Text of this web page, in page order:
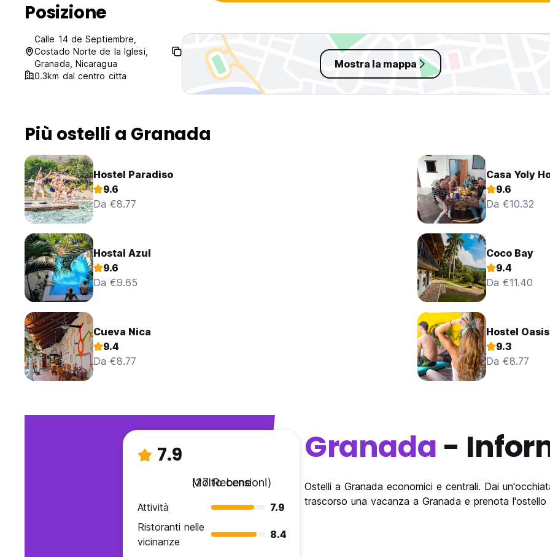
Posizione
Calle 14 de Septiembre,
Costado Norte de la Iglesi,
Granada, Nicaragua
0.3km dal centro citta
Mostra la mappa
Più ostelli a Granada
Hostel Paradiso
9.6
Da €8.77
Casa Yoly
9.6
Da €10.32
Hostal Azul
9.6
Da €9.65
Coco Bay
9.4
Da €11.40
Cueva Nica
9.4
Da €8.77
Hostel
9.3
Da €8.77
7.9
Molto bene
(27 Recensioni)
Attività
7.9
Ristoranti nelle
vicinanze
8.4
Granada -
Ostelli a Granada economici e centrali. Dai
trascorso una vacanza a Granada e prenota